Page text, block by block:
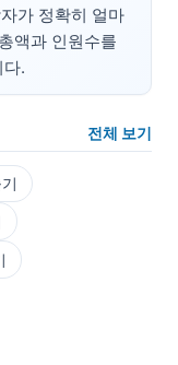
가 정확히 얼마
액과 인원수를
.
전체 보기